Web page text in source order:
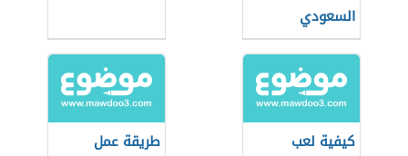
السعودي
كيفية لعب
طريقة عمل